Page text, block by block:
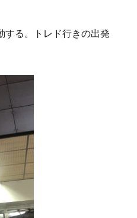
する。トレド行きの出発